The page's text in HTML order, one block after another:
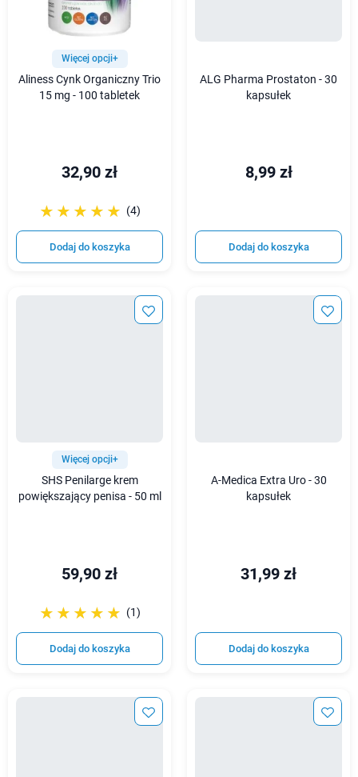
Więcej opcji+
Aliness Cynk Organiczny Trio
15 mg - 100 tabletek
32,90 zł
☆☆☆☆☆
★★★★★ (4)
Dodaj do koszyka
ALG Pharma Prostaton - 30
kapsułek
8,99 zł
Dodaj do koszyka
Więcej opcji+
SHS Penilarge krem
powiększający penisa - 50 ml
59,90 zł
☆☆☆☆☆
★★★★★ (1)
Dodaj do koszyka
A-Medica Extra Uro - 30
kapsułek
31,99 zł
Dodaj do koszyka